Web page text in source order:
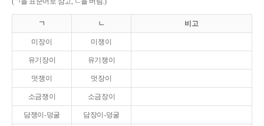
ㄱ ㄴ 비고
미장이 미쟁이
유기장이 유기쟁이
멋쟁이 멋장이
소금쟁이 소금장이
담쟁이-덩굴 담장이-덩굴